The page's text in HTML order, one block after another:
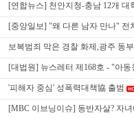
[연합뉴스] 천안지청-충남 12개 대
[중앙일보] "왜 다른 남자 만나" 전
보복범죄 막은 경찰 화제,광주 동
[대법원] 뉴스레터 제168호 - "아
'피해자 중심' 성폭력대책協 출범
[MBC 이브닝이슈] 동반자살? 자